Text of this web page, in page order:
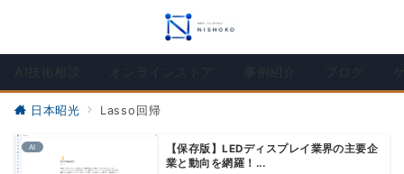
AI技術相談 オンラインストア 事例紹介 ブログ
日本昭光 Lasso回帰
AI
【保存版】LEDディスプレイ業界の主要企
業と動向を網羅！...